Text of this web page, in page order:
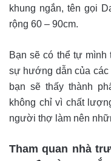
khung ngắn, tên gọi
rộng 60 – 90cm.
Bạn sẽ có thể tự
sự hướng dẫn của các
bạn sẽ thấy thành
không chỉ vì chất
người thợ làm nên
Tham quan nhà